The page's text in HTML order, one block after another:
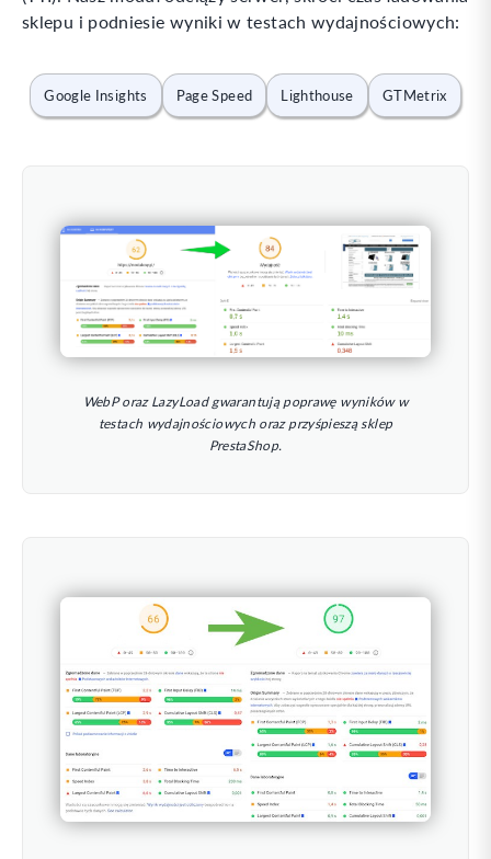
sklepu i podniesie wyniki w testach wydajnościowych:
Google Insights Page Speed Lighthouse GTMetrix
WebP oraz LazyLoad gwarantują poprawę wyników w
testach wydajnościowych oraz przyśpieszą sklep
PrestaShop.